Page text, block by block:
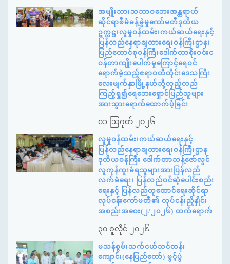
အမျိုးသားသဘာဝဘေးအန္တရာယ်
ဆိုင်ရာစီမံခန့်ခွဲမှုကော်မတီဒုတိယ
ဥက္ကဋ္ဌ၊လူမှုဝန်ထမ်း၊ကယ်ဆယ်ရေးနှင့်
ပြန်လည်နေရာချထားရေးဝန်ကြီးဌာန၊
ပြည်ထောင်စုဝန်ကြီးဒေါက်တာစိုးဝင်းင
ဝန်တာကျိုးပေါက်မှုကြောင့်ရေဝင်
ရောက်ခဲ့သည့်ဧရာဝတီတိုင်းဒေသကြီး
လေးမျက်နှာမြို့နယ်သို့လှည့်လည်
ကြည့်ရှု၍ရေဘေးရှောင်ပြည်သူများ
အားသွားရောက်ထောက်ပံ့ခြင်း
၀၁ ဩဂုတ် ၂၀၂၆
လူမှုဝန်ထမ်း၊ကယ်ဆယ်ရေးနှင့်
ပြန်လည်နေရာချထားရေးဝန်ကြီးဌာန
ဒုတိယဝန်ကြီး ဒေါက်တာသန့်ဇော်လွင်
လူကုန်ကူးခံရသူများအားပြန်လည်
လက်ခံရေး၊ ပြန်လည်ဝင်ဆံ့ပေါင်းစည်း
ရေးနှင့် ပြန်လည်ထူထောင်ရေးဆိုင်ရာ
လုပ်ငန်းကော်မတီ၏ လုပ်ငန်းညှိနှိုင်း
အစည်းအဝေး(၂/၂၀၂၆) တက်ရောက်
၃၀ ဇူလိုင် ၂၀၂၆
မသန်စွမ်းသက်ငယ်သင်တန်း
ကျောင်း(နေပြည်တော်) ဖွင့်ပွဲ